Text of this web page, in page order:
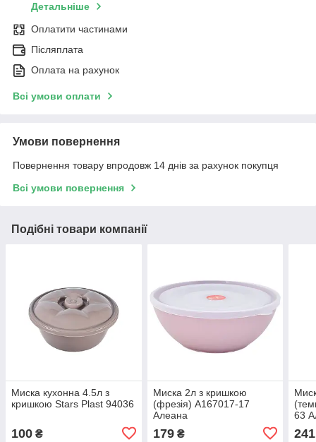
Детальніше
Оплатити частинами
Післяплата
Оплата на рахунок
Всі умови оплати
Умови повернення
Повернення товару впродовж 14 днів за рахунок покупця
Всі умови повернення
Подібні товари компанії
Миска кухонна 4.5л з
кришкою Stars Plast 94036
100 ₴
Миска 2л з кришкою
(фрезія) А167017-17
Алеана
179₴
63
241